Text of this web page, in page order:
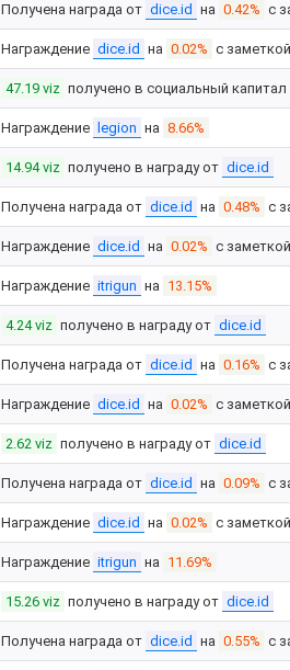
Получена награда от dice.id на 0.42% с
Награждение dice.id на 0.02% с
47.19 viz получено в социальный
Награждение legion на 8.66%
14.94 viz получено в награду от dice.id
Получена награда от dice.id на 0.48% с
Награждение dice.id на 0.02% с
Награждение itrigun на 13.15%
4.24 viz получено в награду от dice.id
Получена награда от dice.id на 0.16% с
Награждение dice.id на 0.02% с
2.62 viz получено в награду от dice.id
Получена награда от dice.id на 0.09% с
Награждение dice.id на 0.02% с
Награждение itrigun на 11.69%
15.26 viz получено в награду от dice.id
Получена награда от dice.id на 0.55% с